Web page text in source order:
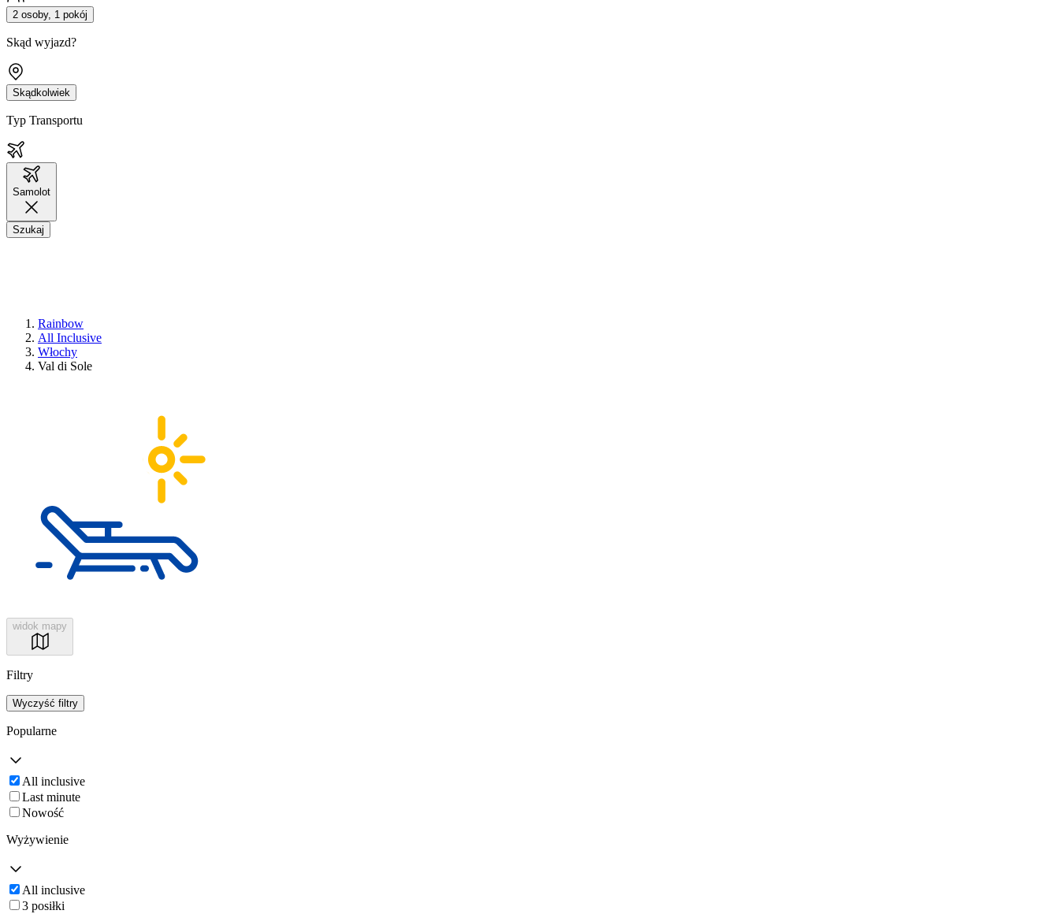
2 osoby, 1 pokój
Skąd wyjazd?
Skądkolwiek
Typ Transportu
Samolot
Szukaj
Rainbow
All Inclusive
Włochy
Val di Sole
widok mapy
Filtry
Wyczyść filtry
Popularne
All inclusive
Last minute
Nowość
Wyżywienie
All inclusive
3 posiłki